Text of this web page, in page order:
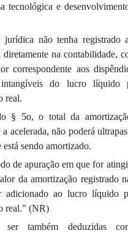
tecnológica e
não tenha registrado
diretamente na contabilidade,
correspondente aos
do lucro líquido
real.
§ 5o, o total da
acelerada, não poderá
sendo amortizado.
de apuração em que for
da amortização registrado
adicionado ao lucro líquido
real." (NR)
também deduzidas